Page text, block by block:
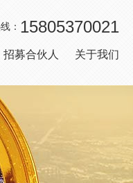
： 15805370021
招募合伙人 关于我们